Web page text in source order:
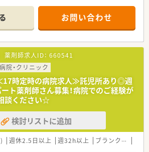
お問い合わせ
薬剤師求人ID： 660541
病院・クリニック
≪17時定時の病院求人≫託児所あり◎週
ト薬剤師さん募集！病院でのご経験が
談ください☆
検討リストに追加
週休2.5日以上 週32h以上 ブランク可